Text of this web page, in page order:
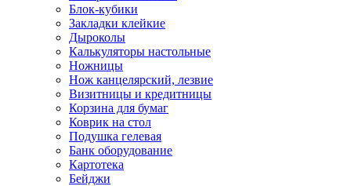
Блок-кубики
Закладки клейкие
Дыроколы
Калькуляторы настольные
Ножницы
Нож канцелярский, лезвие
Визитницы и кредитницы
Корзина для бумаг
Коврик на стол
Подушка гелевая
Банк оборудование
Картотека
Бейджи